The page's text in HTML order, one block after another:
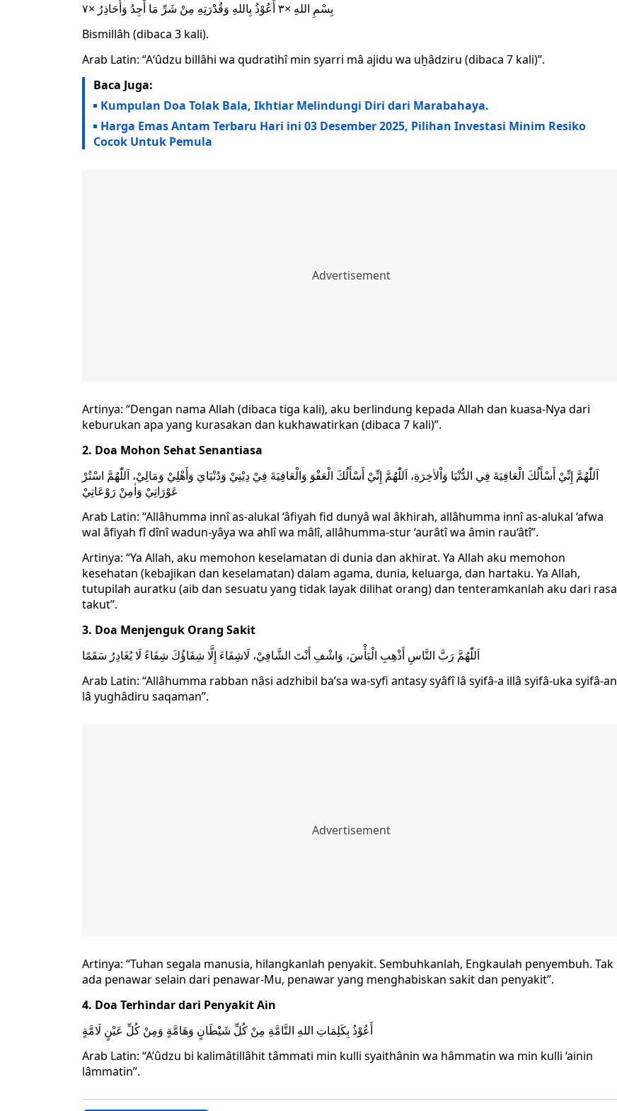
بِسْمِ اللهِ ×٣ أَعُوْذُ بِاللهِ وَقُدْرَتِهِ مِنْ شَرِّ مَا أَجِدُ وَأُحَاذِرُ ×٧
Bismillâh (dibaca 3 kali).
Arab Latin: “A‘ûdzu billâ​​​​​​​hi wa qudratihî min syarri mâ ajidu wa uḫâdziru (dibaca 7 kali)”.
Baca Juga:
Kumpulan Doa Tolak Bala, Ikhtiar Melindungi Diri dari Marabahaya.
Harga Emas Antam Terbaru Hari ini 03 Desember 2025, Pilihan Investasi Minim Resiko
Cocok Untuk Pemula
Artinya: “Dengan nama Allah (dibaca tiga kali), aku berlindung kepada Allah dan kuasa-Nya dari
keburukan apa yang kurasakan dan kukhawatirkan (dibaca 7 kali)”.
2. Doa Mohon Sehat Senantiasa
اَللّٰهُمَّ إِنِّيْ أَسْأَلُكَ الْعَافِيَةَ فِي الدُّنْيَا وَاْلاٰخِرَةِ، اَللّٰهُمَّ إِنِّيْ أَسْأَلُكَ الْعَفْوَ وَالْعَافِيَةَ فِيْ دِيْنِيْ وَدُنْيَايَ وَأَهْلِيْ وَمَالِيْ، اَللّٰهُمَّ اسْتُرْ
عَوْرَاتِيْ وَاٰمِنْ رَوْعَاتِيْ
Arab Latin: “Allâhumma innî as-alukal ‘âfiyah fid dunyâ wal âkhirah, allâhumma innî as-alukal ‘afwa
wal âfiyah fî dînî wadun-yâya wa ahlî wa mâlî, allâhumma-stur ‘aurâtî wa âmin rau‘âtî”.
Artinya: “Ya Allah, aku memohon keselamatan di dunia dan akhirat. Ya Allah aku memohon
kesehatan (kebajikan dan keselamatan) dalam agama, dunia, keluarga, dan hartaku. Ya Allah,
tutupilah auratku (aib dan sesuatu yang tidak layak dilihat orang) dan tenteramkanlah aku dari rasa
takut”.
3. Doa Menjenguk Orang Sakit
اَللّٰهُمَّ رَبَّ النَّاسِ أَذْهِبِ الْبَأْسَ، وَاشْفِ أَنْتَ الشَّافِيْ، لَاشِفَاءَ إِلَّا شِفَاؤُكَ شِفَاءً لَا يُغَادِرُ سَقَمًا
Arab Latin: “Allâhumma rabban nâsi adzhibil ba’sa wa-syfi antasy syâfî lâ syifâ-a illâ syifâ-uka syifâ-an
lâ yughâdiru saqaman”.
Artinya: “Tuhan segala manusia, hilangkanlah penyakit. Sembuhkanlah, Engkaulah penyembuh. Tak
ada penawar selain dari penawar-Mu, penawar yang menghabiskan sakit dan penyakit”.
4. Doa Terhindar dari Penyakit Ain
أَعُوْذُ بِكَلِمَاتِ اللهِ التَّامَّةِ مِنْ كُلِّ شَيْطَانٍ وَهَامَّةٍ وَمِنْ كُلِّ عَيْنٍ لَامَّةٍ
Arab Latin: “A’ûdzu bi kalimâtillâhit tâmmati min kulli syaithânin wa hâmmatin wa min kulli ‘ainin
lâmmatin”.